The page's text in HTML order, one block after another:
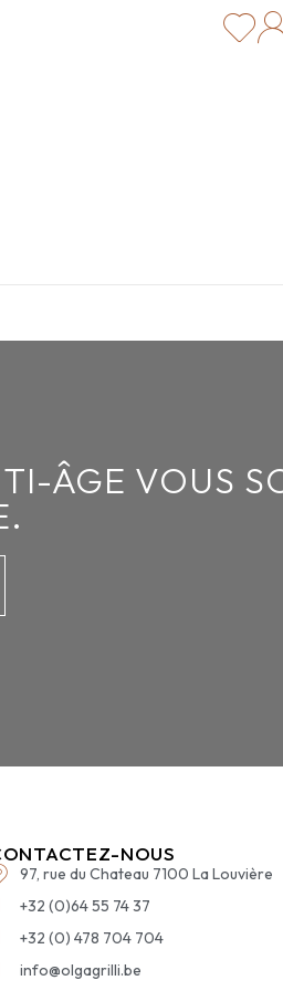
ÂGE VOUS
NOUS
97, rue du Chateau 7100 La Louvière
+32 (0)64 55 74 37
+32 (0) 478 704 704
info@olgagrilli.be